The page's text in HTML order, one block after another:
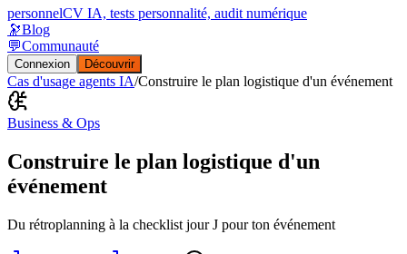
personnelCV IA, tests personnalité, audit numérique
🔭Blog
💬Communauté
Connexion Découvrir
Cas d'usage agents IA/Construire le plan logistique d'un événement
Business & Ops
Construire le plan logistique d'un
événement
Du rétroplanning à la checklist jour J pour ton événement